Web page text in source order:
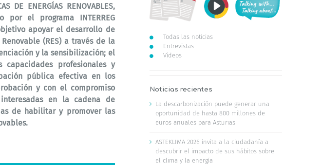
DE ENERGÍAS RENOVABLES,
por el programa INTERREG
apoyar el desarrollo de
(RES) a través de la
y la sensibilización; el
capacidades profesionales y
pública efectiva en los
y con el compromiso
en la cadena de
de habilitar y promover las
Todas las noticias
Entrevistas
Vídeos
Noticias recientes
La descarbonización puede generar una
oportunidad de hasta 800 millones de
euros anuales para Asturias
ASTEKLIMA 2026 invita a la ciudadanía a
descubrir el impacto de sus hábitos sobre
el clima y la energía